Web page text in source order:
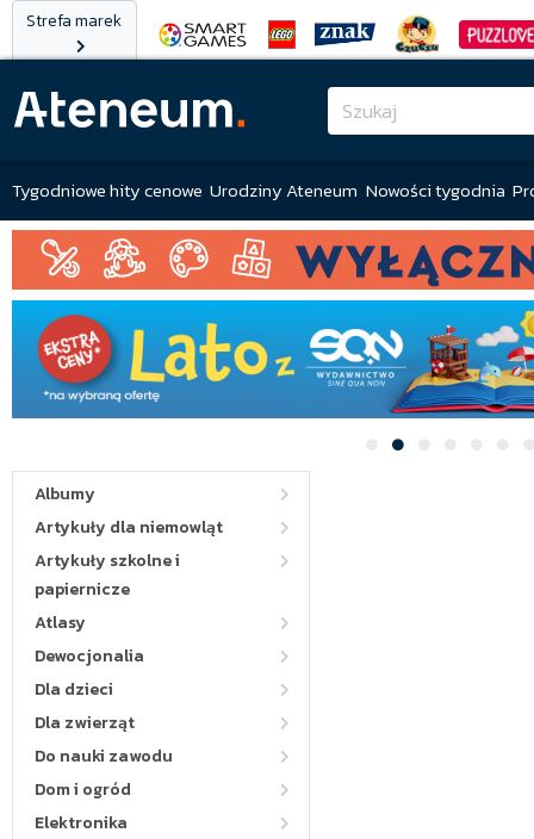
Strefa marek
Tygodniowe hity cenowe Urodziny Ateneum Nowości tygodnia
Albumy
Artykuły dla niemowląt
Artykuły szkolne i
papiernicze
Atlasy
Dewocjonalia
Dla dzieci
Dla zwierząt
Do nauki zawodu
Dom i ogród
Elektronika